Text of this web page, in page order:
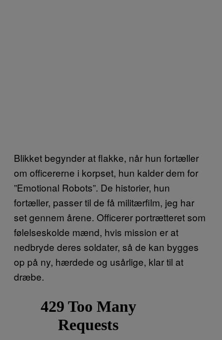
Blikket begynder at flakke, når hun fortæller
om officererne i korpset, hun kalder dem for
”Emotional Robots”. De historier, hun
fortæller, passer til de få militærfilm, jeg har
set gennem årene. Officerer portrætteret som
følelseskolde mænd, hvis mission er at
nedbryde deres soldater, så de kan bygges
op på ny, hærdede og usårlige, klar til at
dræbe.